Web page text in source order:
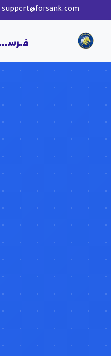
support@forsank.com
فـرســا